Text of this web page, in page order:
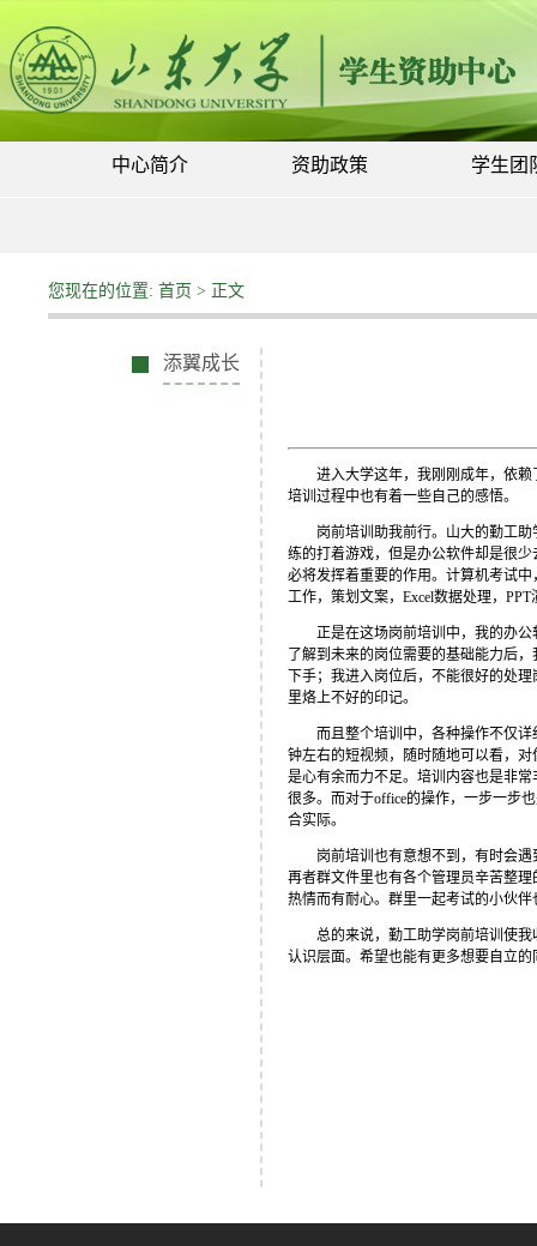
中心简介 资助政策 学生团
您现在的位置: 首页 > 正文
添翼成长
进入大学这年，我刚刚成年，依
培训过程中也有着一些自己的感悟。
岗前培训助我前行。山大的勤工
练的打着游戏，但是办公软件却是很
必将发挥着重要的作用。计算机考试
工作，策划文案，Excel数据处理，
正是在这场岗前培训中，我的办
了解到未来的岗位需要的基础能力后
下手；我进入岗位后，不能很好的处
里烙上不好的印记。
而且整个培训中，各种操作不仅
钟左右的短视频，随时随地可以看，
是心有余而力不足。培训内容也是非
很多。而对于office的操作，一步一步
合实际。
岗前培训也有意想不到，有时会
再者群文件里也有各个管理员辛苦整
热情而有耐心。群里一起考试的小伙
总的来说，勤工助学岗前培训使
认识层面。希望也能有更多想要自立